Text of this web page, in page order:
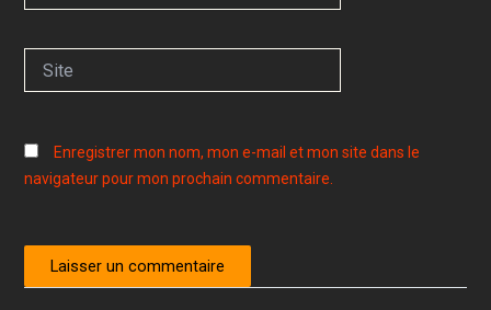
Enregistrer mon nom, mon e-mail et mon site dans le
navigateur pour mon prochain commentaire.